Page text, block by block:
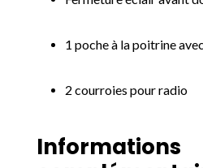
1 poche à la poitrine
2 courroies pour radio
Informations